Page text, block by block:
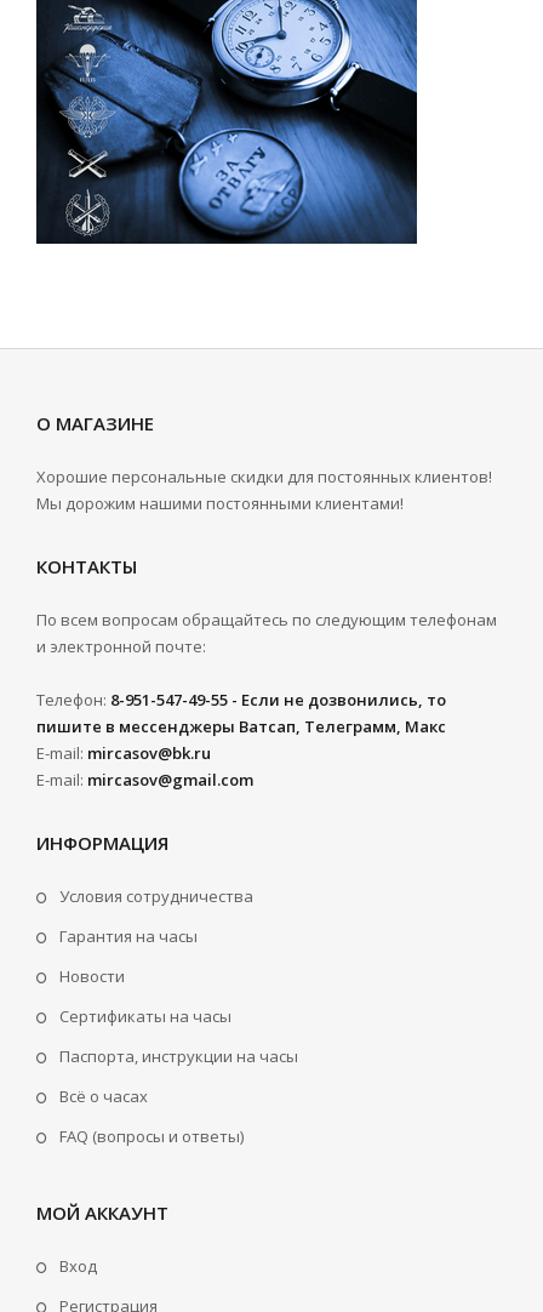
О МАГАЗИНЕ
Хорошие персональные скидки для постоянных клиентов!
Мы дорожим нашими постоянными клиентами!
КОНТАКТЫ
По всем вопросам обращайтесь по следующим телефонам
и электронной почте:
Телефон: 8-951-547-49-55 - Если не дозвонились, то
пишите в мессенджеры Ватсап, Телеграмм, Макс
E-mail: mircasov@bk.ru
E-mail: mircasov@gmail.com
ИНФОРМАЦИЯ
Условия сотрудничества
Гарантия на часы
Новости
Сертификаты на часы
Паспорта, инструкции на часы
Всё о часах
FAQ (вопросы и ответы)
МОЙ АККАУНТ
Вход
Регистрация